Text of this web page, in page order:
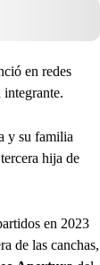
en redes
integrante.
y su familia
hija de
en 2023
de las canchas,